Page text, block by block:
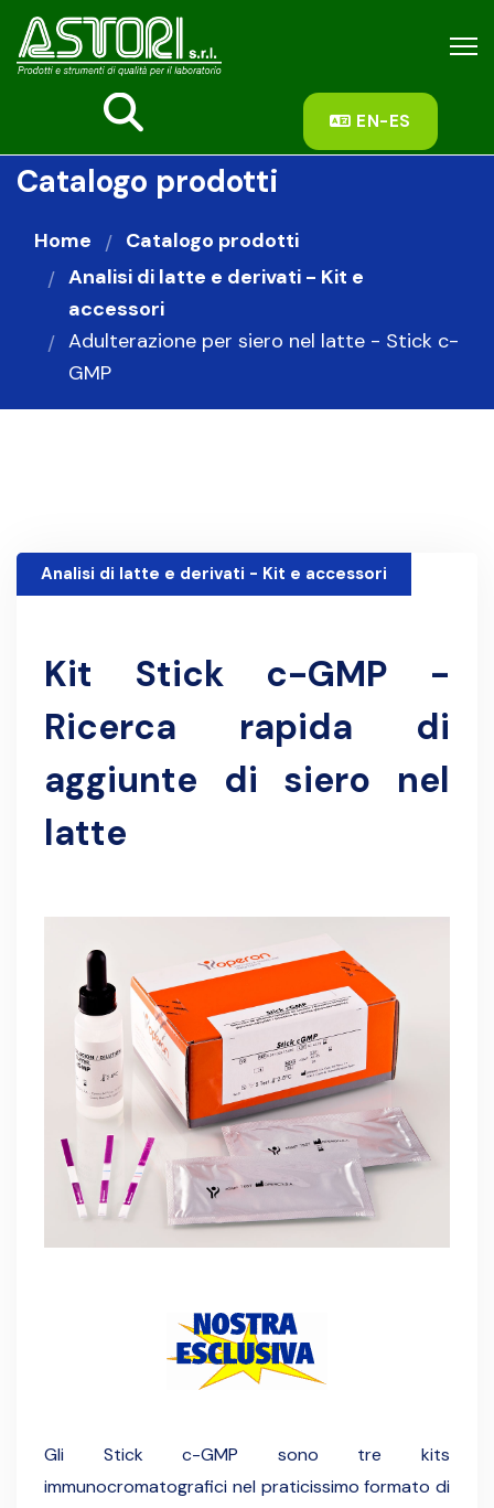
fa-
search
EN-ES
Catalogo prodotti
Home
Catalogo prodotti
Analisi di latte e derivati - Kit e
accessori
Adulterazione per siero nel latte - Stick c-
GMP
Kit Stick c-GMP -
Ricerca rapida di
aggiunte di siero nel
latte
Gli Stick c-GMP sono tre kits
immunocromatografici nel praticissimo formato di
Analisi di latte e derivati - Kit e accessori
10 Giugno 2024